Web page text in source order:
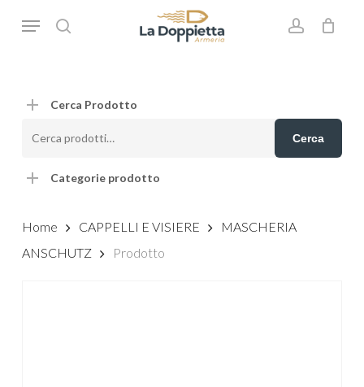
search account
Menu
Cerca Prodotto
Cerca
Categorie prodotto
Home CAPPELLI E VISIERE
MASCHERIA
ANSCHUTZ
Prodotto